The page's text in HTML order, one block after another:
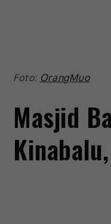
Foto: OrangMuo
Masjid